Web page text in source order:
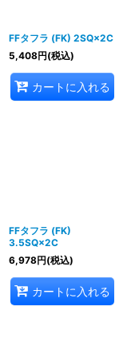
FFタフラ (FK) 2SQ×2C
5,408円(税込)
カートに入れる
FFタフラ (FK)
3.5SQ×2C
6,978円(税込)
カートに入れる